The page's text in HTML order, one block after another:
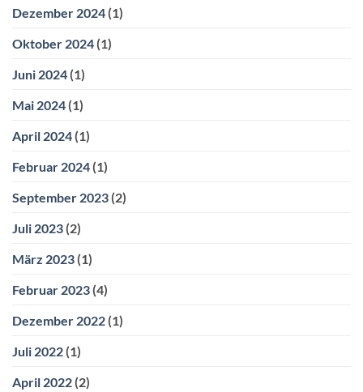
Dezember 2024 (1)
Oktober 2024 (1)
Juni 2024 (1)
Mai 2024 (1)
April 2024 (1)
Februar 2024 (1)
September 2023 (2)
Juli 2023 (2)
März 2023 (1)
Februar 2023 (4)
Dezember 2022 (1)
Juli 2022 (1)
April 2022 (2)